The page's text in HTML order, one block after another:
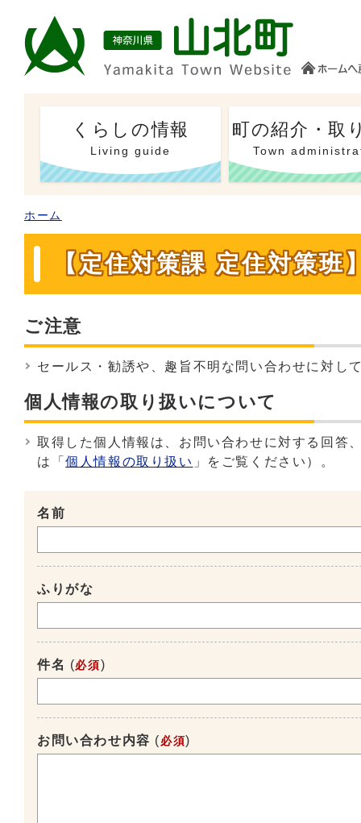
くらしの情報
Living guide
町の紹介・取
Town
ホーム
【定住対策課 定住対策班
ご注意
セールス・勧誘や、趣旨不明な問い合わせに対し
個人情報の取り扱いについて
取得した個人情報は、お問い合わせに対する回答
は「個人情報の取り扱い 」をご覧ください）。
名前
ふりがな
件名 (必須)
お問い合わせ内容 ( 必須)